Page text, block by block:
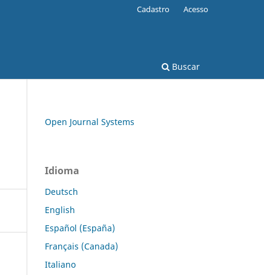
Buscar
Cadastro Acesso
Open Journal Systems
Idioma
Deutsch
English
Español (España)
Français (Canada)
Italiano